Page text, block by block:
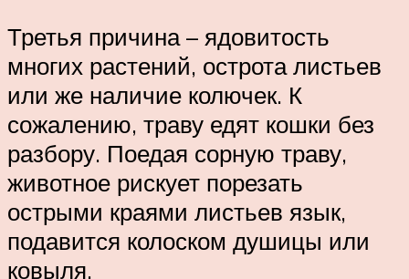
Третья причина – ядовитость
многих растений, острота листьев
или же наличие колючек. К
сожалению, траву едят кошки без
разбору. Поедая сорную траву,
животное рискует порезать
острыми краями листьев язык,
подавится колоском душицы или
ковыля.